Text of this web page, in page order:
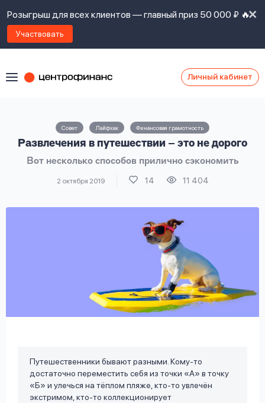
Розыгрыш для всех клиентов — главный приз 50 000 ₽ 🔥
Участвовать
Личный кабинет
Совет Лайфхак Финансовая грамотность
Развлечения в путешествии – это не дорого
Вот несколько способов прилично сэкономить
2 октября 2019 14 11 404
Путешественники бывают разными. Кому-то
достаточно переместить себя из точки «А» в точку
«Б» и улечься на тёплом пляже, кто-то увлечён
экстримом, кто-то коллекционирует
Оформить заявку
Наши
контакты
Ответы
на
ознакомлен
с
займов,